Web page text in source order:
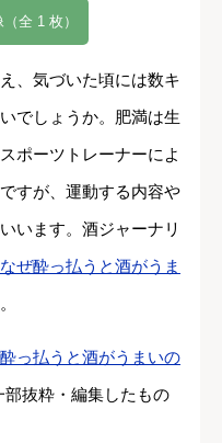
全 1 枚）
、気づいた頃には数キ
でしょうか。肥満は生
ポーツトレーナーによ
すが、運動する内容や
います。酒ジャーナリ
なぜ酔っ払うと酒がうま
酔っ払うと酒がうまいの
部抜粋・編集したもの